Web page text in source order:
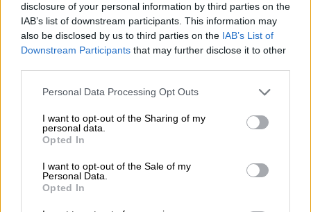
disclosure of your personal information by third parties on the
IAB’s list of downstream participants. This information may
also be disclosed by us to third parties on the IAB’s List of
Downstream Participants that may further disclose it to other
Please note that this website/app uses one or more Google
not limited to your visit or usage behaviour. You may click to
grant or deny consent to Google and its third-party tags to
use your data for below specified purposes in below Google
consent section.
Personal Data Processing Opt Outs
I want to opt-out of the Sharing of my
personal data.
Opted In
I want to opt-out of the Sale of my
Personal Data.
Opted In
με τον Λιβαθηνό κάναμε μια εκδρομή
αναγνωριστική. Ένα μήνα πριν την
παράσταση. Πιθανολογώ ότι ίσως να ήταν το
2016. Ίσως βρεθήκαμε, βγάλαμε μια
Επίδαυρο».
Π: Υπάρχουν μαρτυρίες ανθρώπων ότι
σας είδαν…υπάρχει και φωτογραφία από
το ξενοδοχείο.
Κ: Λόγω της φωτογραφίας κάνω την
εκδοχή του 2016 ή 2017.